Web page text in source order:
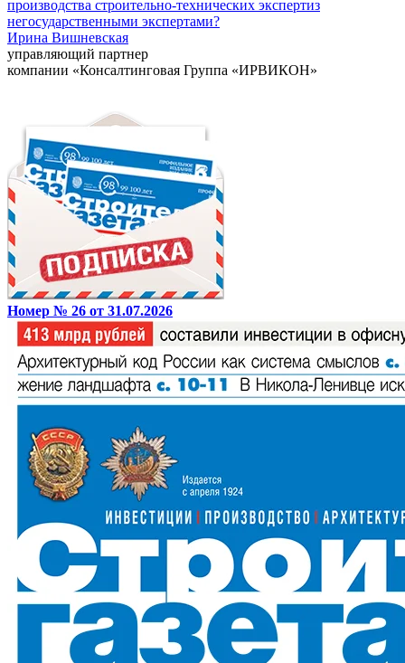
производства строительно-технических экспертиз
негосударственными экспертами?
Ирина Вишневская
управляющий партнер
компании «Консалтинговая Группа «ИРВИКОН»
Номер № 26 от 31.07.2026